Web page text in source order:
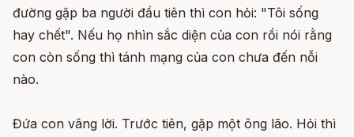
đường gặp ba người đầu tiên thì con hỏi: "Tôi sống
hay chết". Nếu họ nhìn sắc diện của con rồi nói rằng
con còn sống thì tánh mạng của con chưa đến nỗi
nào.
Đứa con vâng lời. Trước tiên, gặp một ông lão. Hỏi thì